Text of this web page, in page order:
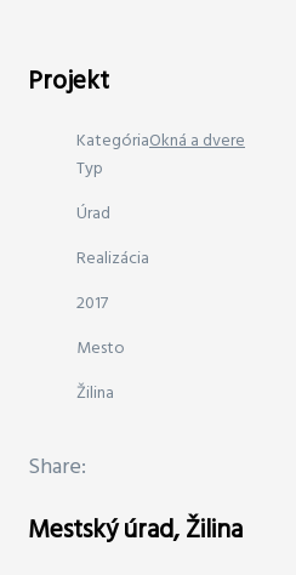
Projekt
KategóriaOkná a dvere
Typ
Úrad
Realizácia
2017
Mesto
Žilina
Share:
Mestský úrad, Žilina